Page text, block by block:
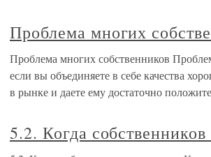
Проблема многих
Проблема многих собственников
если вы объединяете в себе качества
в рынке и даете ему достаточно
5.2. Когда собственников